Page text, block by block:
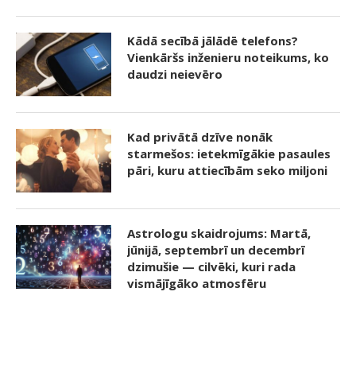
Kādā secībā jālādē telefons?
Vienkāršs inženieru noteikums, ko
daudzi neievēro
Kad privātā dzīve nonāk
starmešos: ietekmīgākie pasaules
pāri, kuru attiecībām seko miljoni
Astrologu skaidrojums: Martā,
jūnijā, septembrī un decembrī
dzimušie — cilvēki, kuri rada
vismājīgāko atmosfēru